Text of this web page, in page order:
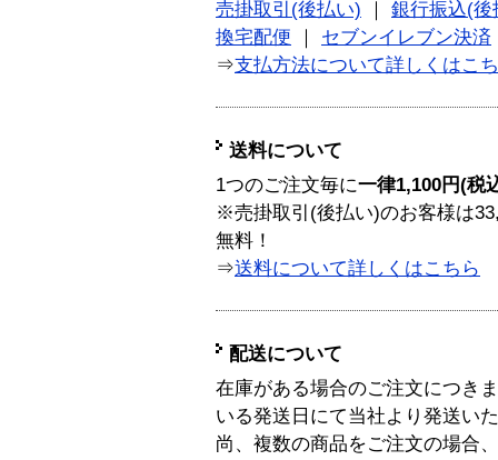
売掛取引(後払い)
銀行振込(後
換宅配便
セブンイレブン決済
⇒支払方法について詳しくはこ
送料について
1つのご注文毎に一律1,100円(税
※売掛取引(後払い)のお客様は
無料！
⇒送料について詳しくはこちら
配送について
在庫がある場合のご注文につき
いる発送日にて当社より発送い
尚、複数の商品をご注文の場合